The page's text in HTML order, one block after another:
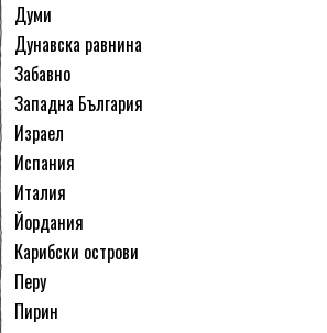
Думи
Дунавска равнина
Забавно
Западна България
Израел
Испания
Италия
Йордания
Карибски острови
Перу
Пирин